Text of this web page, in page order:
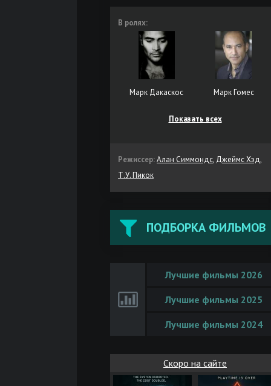
В ролях:
Марк Дакаскос Марк Гомес
Показать всех
Режиссер:Алан Симмондс, Джеймс Хэд,
Т.У. Пикок
ПОДБОРКА ФИЛЬМОВ
Лучшие фильмы 2026
Лучшие фильмы 2025
Лучшие фильмы 2024
Скоро на сайте